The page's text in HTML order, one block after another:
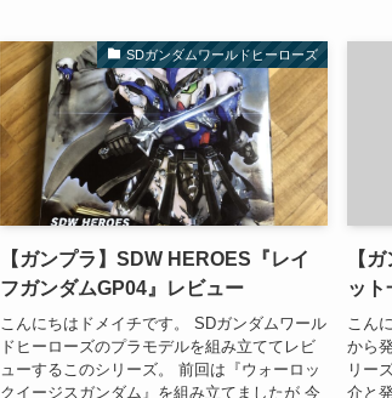
SDガンダムワールドヒーローズ
【ガンプラ】SDW HEROES『レイ
フガンダムGP04』レビュー
こんにちはドメイチです。 SDガンダムワール
ドヒーローズのプラモデルを組み立ててレビ
ューするこのシリーズ。 前回は『ウォーロッ
クイージスガンダム』を組み立てましたが 今
【
ット
こん
から
リー
介と